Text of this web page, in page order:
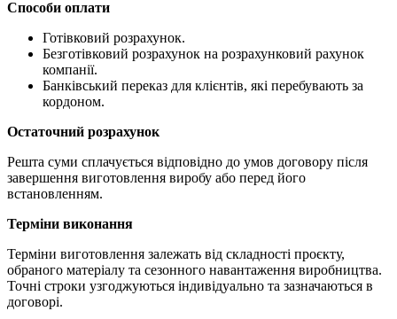
Способи оплати
Готівковий розрахунок.
Безготівковий розрахунок на розрахунковий рахунок
компанії.
Банківський переказ для клієнтів, які перебувають за
кордоном.
Остаточний розрахунок
Решта суми сплачується відповідно до умов договору після
завершення виготовлення виробу або перед його
встановленням.
Терміни виконання
Терміни виготовлення залежать від складності проєкту,
обраного матеріалу та сезонного навантаження виробництва.
Точні строки узгоджуються індивідуально та зазначаються в
договорі.